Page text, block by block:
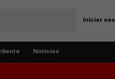
Iniciar
Noticias